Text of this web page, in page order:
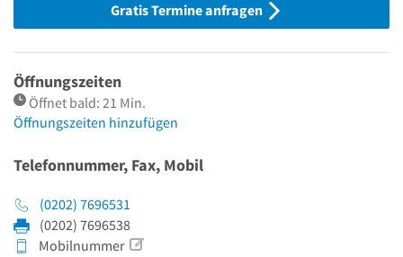
Gratis Termine anfragen
Öffnungszeiten
Öffnet bald: 21 Min.
Öffnungszeiten hinzufügen
Telefonnummer, Fax, Mobil
(0202) 7696531
(0202) 7696538
Mobilnummer